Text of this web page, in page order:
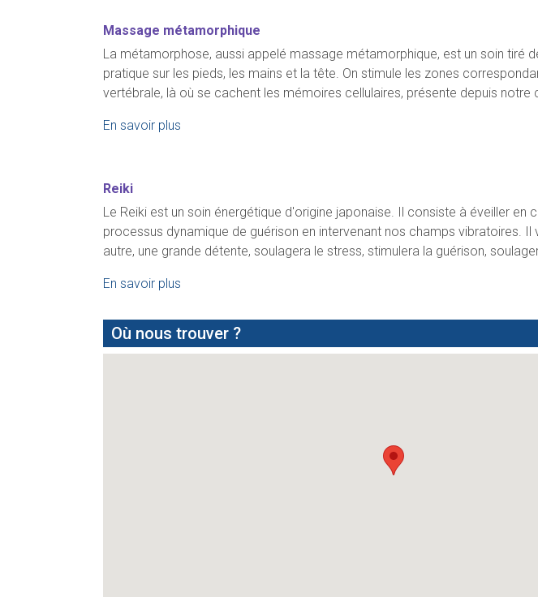
Massage métamorphique
La métamorphose, aussi appelé massage métamorphique, est un soin tiré
pratique sur les pieds, les mains et la tête. On stimule les zones
vertébrale, là où se cachent les mémoires cellulaires, présente depuis notre
En savoir plus
Reiki
Le Reiki est un soin énergétique d'origine japonaise. Il consiste à éveiller en
processus dynamique de guérison en intervenant nos champs vibratoires. Il
autre, une grande détente, soulagera le stress, stimulera la guérison,
En savoir plus
Où nous trouver ?